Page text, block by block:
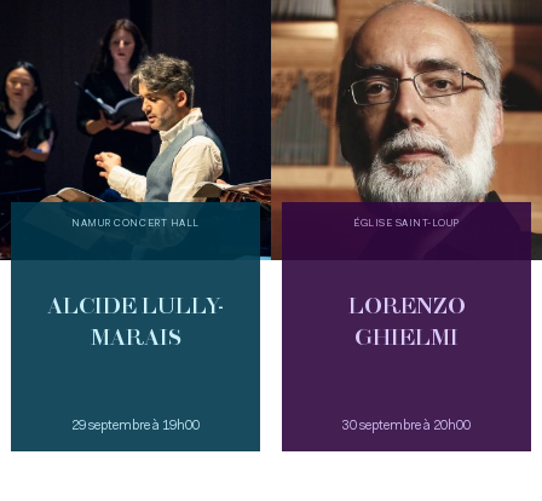
NAMUR CONCERT HALL
ALCIDE LULLY-
MARAIS
29 septembre à 19h00
ÉGLISE SAINT-LOUP
LORENZO
GHIELMI
30 septembre à 20h00